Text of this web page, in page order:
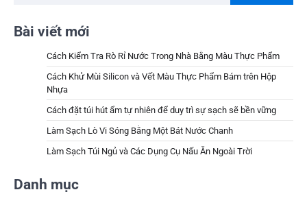
Bài viết mới
Cách Kiểm Tra Rò Rỉ Nước Trong Nhà Bằng Màu Thực Phẩm
Cách Khử Mùi Silicon và Vết Màu Thực Phẩm Bám trên Hộp
Nhựa
Cách đặt túi hút ẩm tự nhiên để duy trì sự sạch sẽ bền vững
Làm Sạch Lò Vi Sóng Bằng Một Bát Nước Chanh
Làm Sạch Túi Ngủ và Các Dụng Cụ Nấu Ăn Ngoài Trời
Danh mục